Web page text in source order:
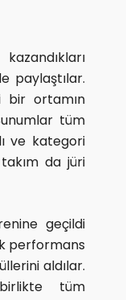
paylaştılar.
bir ortamın
tüm
ve kategori
da jüri
geçildi
performans
aldılar.
tüm